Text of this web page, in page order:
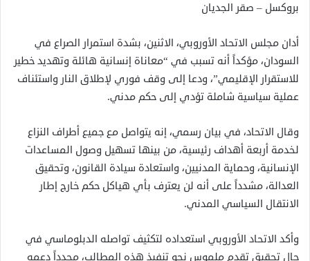
بروكسل – صقر الجديان
أدان مجلس الاتحاد الأوروبي، الاثنين، بشدة استمرار الصراع في
السودان، مؤكداً أنه تسبب في “معاناة إنسانية هائلة وتهديد خطير
للاستقرار الإقليمي”، ودعا إلى وقف فوري لإطلاق النار واستئناف
عملية سياسية شاملة تؤدي إلى حكم مدني.
وقال الاتحاد، في بيان رسمي، إنه يتواصل مع جميع أطراف النزاع
لخدمة أربعة أهداف رئيسية، من بينها تسهيل وصول المساعدات
الإنسانية، وحماية المدنيين، واستعادة سيادة القانون، وتحقيق
العدالة، مشدداً على أنه لن يعترف بأي هياكل حكم خارج إطار
الانتقال السياسي المدني.
وأكد الاتحاد الأوروبي استعداده لتكثيف تواصله الدبلوماسي في
حال تحقيق تقدم ملموس نحو تنفيذ هذه المطالب، مجدداً دعمه